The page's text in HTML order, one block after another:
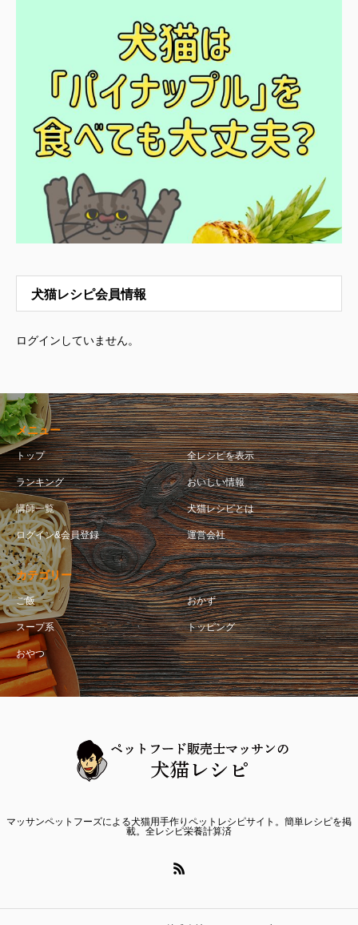
犬猫レシピ会員情報
ログインしていません。
メニュー
トップ 全レシピを表示
ランキング おいしい情報
講師一覧 犬猫レシピとは
ログイン&会員登録 運営会社
カテゴリー
ご飯 おかず
スープ系 トッピング
おやつ
マッサンペットフーズによる犬猫用手作りペットレシピサイト。簡単レシピを掲
載。全レシピ栄養計算済